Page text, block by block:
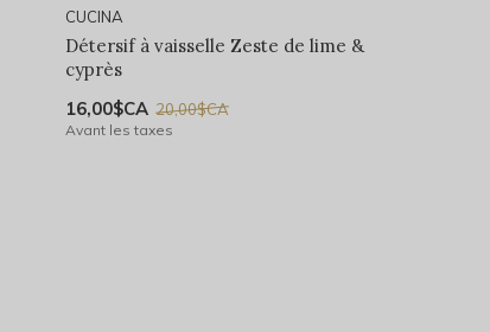
CUCINA
Détersif à vaisselle Zeste de lime &
cyprès
16,00$CA 20,00$CA
Avant les taxes